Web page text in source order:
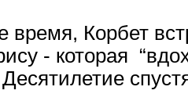
время, Корбет
- которая